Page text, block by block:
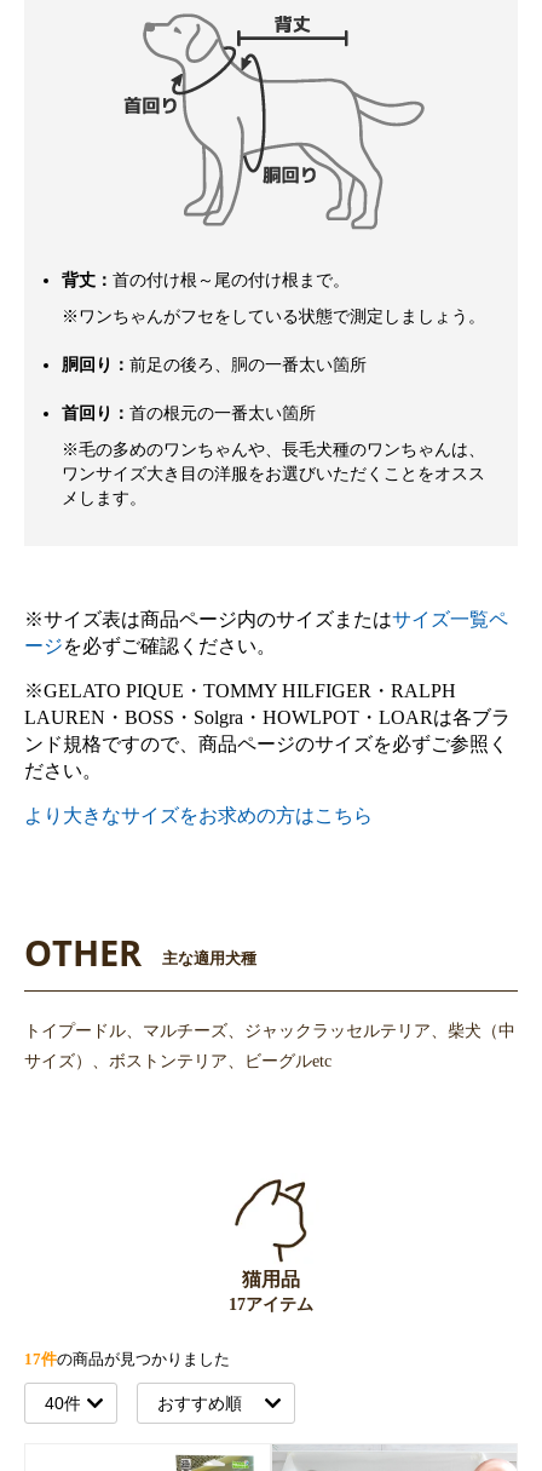
背丈： 首の付け根～尾の付け根まで。
※ワンちゃんがフセをしている状態で測定しましょう。
胴回り： 前足の後ろ、胴の一番太い箇所
首回り： 首の根元の一番太い箇所
※毛の多めのワンちゃんや、長毛犬種のワンちゃんは、
ワンサイズ大き目の洋服をお選びいただくことをオスス
メします。
※サイズ表は商品ページ内のサイズまたはサイズ一覧ペ
ージを必ずご確認ください。
※GELATO PIQUE・TOMMY HILFIGER・RALPH
LAUREN・BOSS・Solgra・HOWLPOT・LOARは各ブラ
ンド規格ですので、商品ページのサイズを必ずご参照く
ださい。
より大きなサイズをお求めの方はこちら
OTHER 主な適用犬種
トイプードル、マルチーズ、ジャックラッセルテリア、柴犬（中
サイズ）、ボストンテリア、ビーグルetc
猫用品
17アイテム
17件の商品が見つかりました